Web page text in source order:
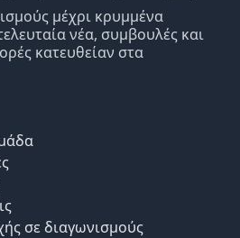
μέχρι κρυμμένα
νέα, συμβουλές και
κατευθείαν στα
σε διαγωνισμούς